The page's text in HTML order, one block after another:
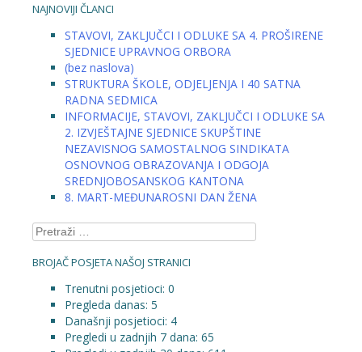
NAJNOVIJI ČLANCI
STAVOVI, ZAKLJUČCI I ODLUKE SA 4. PROŠIRENE
SJEDNICE UPRAVNOG ORBORA
(bez naslova)
STRUKTURA ŠKOLE, ODJELJENJA I 40 SATNA
RADNA SEDMICA
INFORMACIJE, STAVOVI, ZAKLJUČCI I ODLUKE SA
2. IZVJEŠTAJNE SJEDNICE SKUPŠTINE
NEZAVISNOG SAMOSTALNOG SINDIKATA
OSNOVNOG OBRAZOVANJA I ODGOJA
SREDNJOBOSANSKOG KANTONA
8. MART-MEĐUNAROSNI DAN ŽENA
Pretraga:
BROJAČ POSJETA NAŠOJ STRANICI
Trenutni posjetioci: 0
Pregleda danas: 5
Današnji posjetioci: 4
Pregledi u zadnjih 7 dana: 65